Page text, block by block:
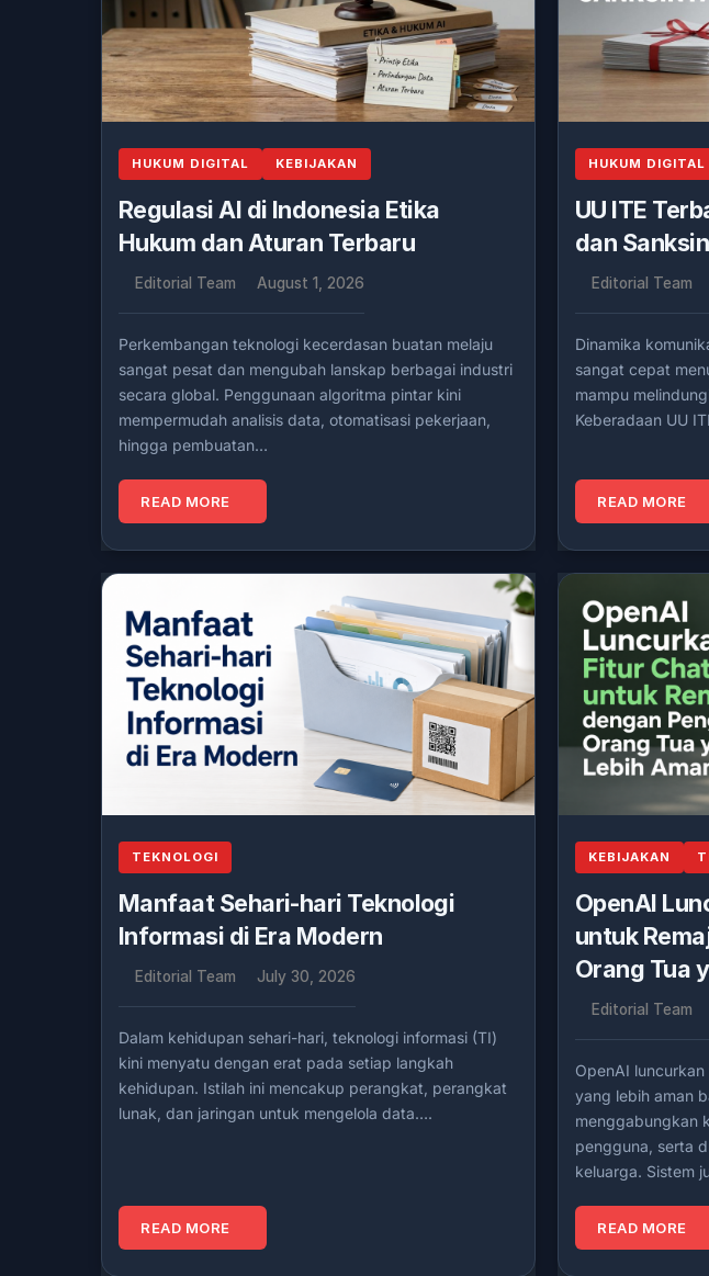
HUKUM DIGITAL KEBIJAKAN
Regulasi AI di Indonesia Etika
Hukum dan Aturan Terbaru
Editorial Team August 1, 2026
Perkembangan teknologi kecerdasan buatan melaju
sangat pesat dan mengubah lanskap berbagai industri
secara global. Penggunaan algoritma pintar kini
mempermudah analisis data, otomatisasi pekerjaan,
hingga pembuatan…
READ MORE
HUKUM DIGITAL
UU ITE
dan
Editorial Team
Dinamika
sangat cepat
mampu
Keberadaan UU
READ MORE
TEKNOLOGI
Manfaat Sehari-hari Teknologi
Informasi di Era Modern
Editorial Team July 30, 2026
Dalam kehidupan sehari-hari, teknologi informasi (TI)
kini menyatu dengan erat pada setiap langkah
kehidupan. Istilah ini mencakup perangkat, perangkat
lunak, dan jaringan untuk mengelola data….
READ MORE
KEBIJAKAN
OpenAI
untuk
Orang Tua
Editorial Team
OpenAI
yang lebih aman
menggabungkan
pengguna, serta
keluarga. Sistem
READ MORE